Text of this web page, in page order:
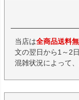
当店は全商品送料
文の翌日から1～2
混雑状況によって